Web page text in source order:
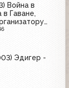
Война в
в Гаване,
Эдигер -